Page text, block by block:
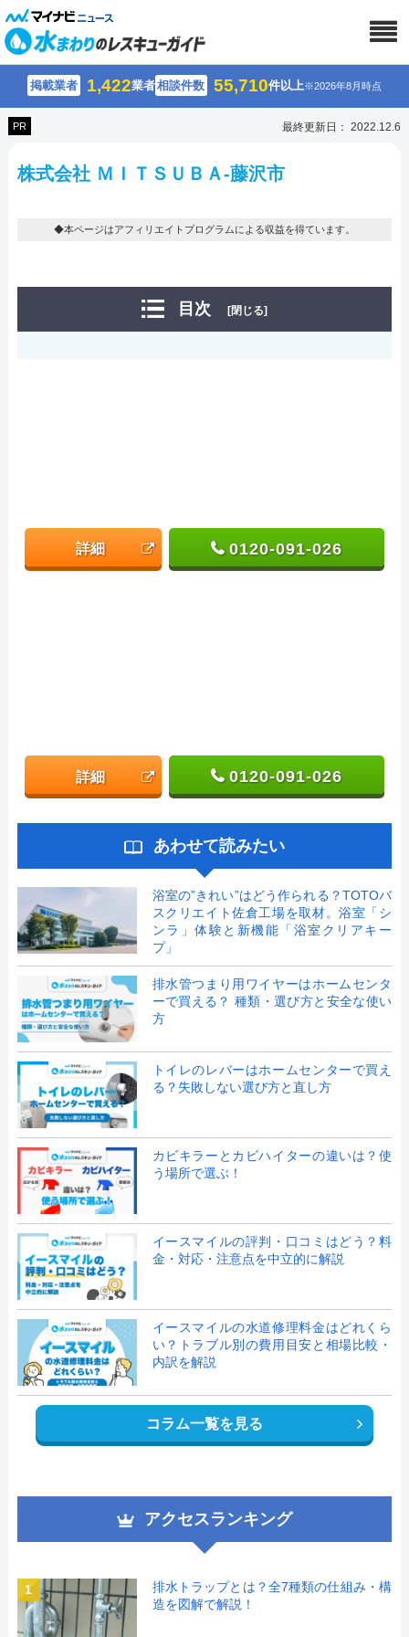
掲載業者 1,422業者相談件数 55,710件以上※2026年8月時点
PR 最終更新日： 2022.12.6
株式会社 ＭＩＴＳＵＢＡ-藤沢市
◆本ページはアフィリエイトプログラムによる収益を得ています。
目次 [閉じる]
詳細 0120-091-026
詳細 0120-091-026
あわせて読みたい
浴室の”きれい”はどう作られる？TOTOバ
スクリエイト佐倉工場を取材。浴室「シ
ンラ」体験と新機能「浴室クリアキー
プ」
排水管つまり用ワイヤーはホームセンタ
ーで買える？ 種類・選び方と安全な使い
方
トイレのレバーはホームセンターで買え
る？失敗しない選び方と直し方
カビキラーとカビハイターの違いは？使
う場所で選ぶ！
イースマイルの評判・口コミはどう？料
金・対応・注意点を中立的に解説
イースマイルの水道修理料金はどれくら
い？トラブル別の費用目安と相場比較・
内訳を解説
コラム一覧を見る
アクセスランキング
1
排水トラップとは？全7種類の仕組み・構
造を図解で解説！